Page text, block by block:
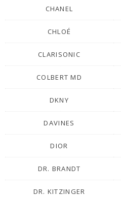
CHANEL
CHLOÉ
CLARISONIC
COLBERT MD
DKNY
DAVINES
DIOR
DR. BRANDT
DR. KITZINGER